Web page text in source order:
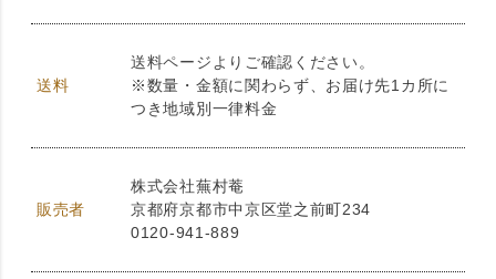
送料
送料ページよりご確認ください。
※数量・金額に関わらず、お届け先1カ所に
つき地域別一律料金
販売者
株式会社蕪村菴
京都府京都市中京区堂之前町234
0120-941-889